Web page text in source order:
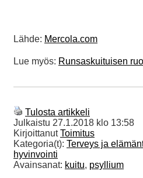
Lähde: Mercola.com
Lue myös: Runsaskuituisen
Tulosta artikkeli
Julkaistu 27.1.2018 klo 13:58
KirjoittanutToimitus
Kategoria(t): Terveys ja
hyvinvointi
Avainsanat: kuitu, psyllium